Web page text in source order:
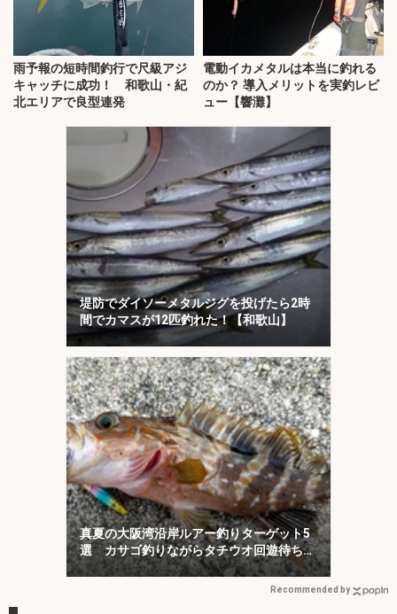
雨予報の短時間釣行で尺級アジ
キャッチに成功！ 和歌山・紀
北エリアで良型連発
電動イカメタルは本当に釣れる
のか？ 導入メリットを実釣レビ
ュー【響灘】
堤防でダイソーメタルジグを投げたら2時
間でカマスが12匹釣れた！【和歌山】
真夏の大阪湾沿岸ルアー釣りターゲット5
選 カサゴ釣りながらタチウオ回遊待ちが
オススメ？
Recommended by